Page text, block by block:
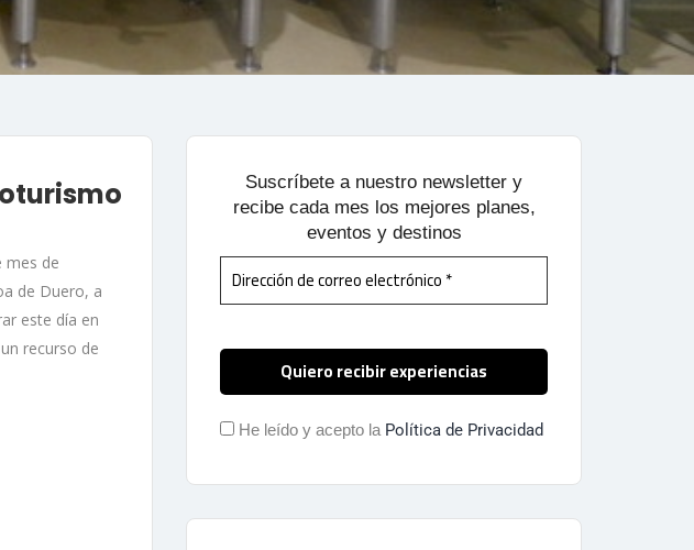
mes de
de Duero, a
este día en
recurso de
Suscríbete a nuestro newsletter y
recibe cada mes los mejores planes,
eventos y destinos
He leído y acepto la Política de Privacidad